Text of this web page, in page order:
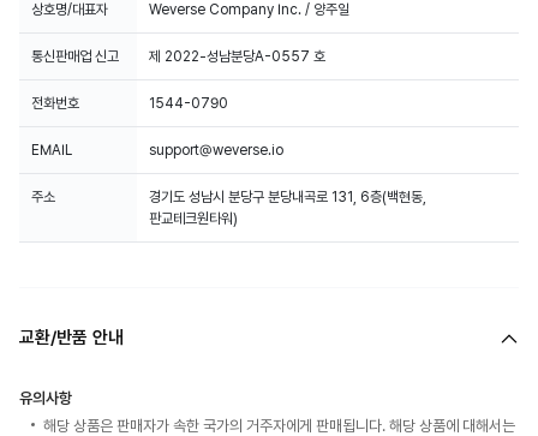
상호명/대표자 Weverse Company Inc. / 양주일
통신판매업 신고 제 2022-성남분당A-0557 호
전화번호 1544-0790
EMAIL support@weverse.io
주소
경기도 성남시 분당구 분당내곡로 131, 6층(백현동,
판교테크원타워)
교환/반품 안내
유의사항
해당 상품은 판매자가 속한 국가의 거주자에게 판매됩니다. 해당 상품에 대해서는